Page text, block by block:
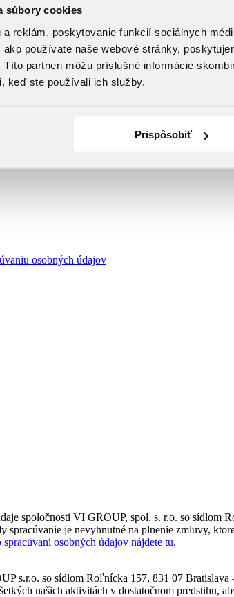
súbory cookies
a reklám, poskytovanie funkcií sociálnych
používate naše webové stránky,
Títo partneri môžu príslušné informácie
keď ste používali ich služby.
Prispôsobiť
osobných údajov
spoločnosti VI GROUP, spol. s. r.o. so
je nevyhnutné na plnenie zmluvy,
osobných údajov nájdete tu.
s.r.o. so sídlom Roľnícka 157, 831 07
našich aktivitách v dostatočnom predstihu,